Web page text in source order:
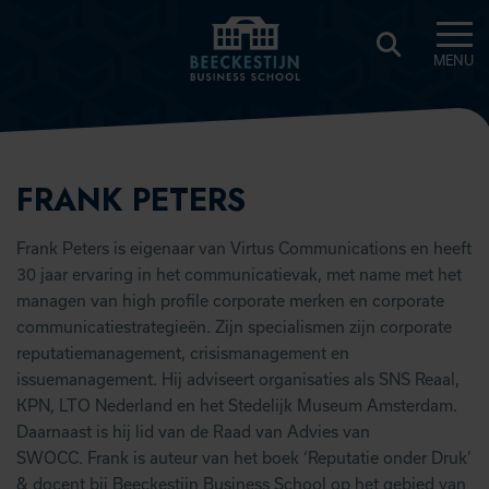
BEECKESTIJN
MENU
FRANK PETERS
Frank Peters is eigenaar van Virtus Communications en heeft
30 jaar ervaring in het communicatievak, met name met het
managen van high profile corporate merken en corporate
communicatiestrategieën. Zijn specialismen zijn corporate
reputatiemanagement, crisismanagement en
issuemanagement. Hij adviseert organisaties als SNS Reaal,
KPN, LTO Nederland en het Stedelijk Museum Amsterdam.
Daarnaast is hij lid van de Raad van Advies van
SWOCC. Frank is auteur van het boek ‘Reputatie onder Druk’
& docent bij Beeckestijn Business School op het gebied van